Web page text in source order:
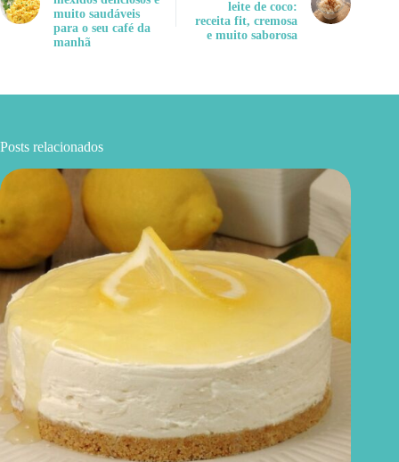
muito saudáveis
para o seu café da
manhã
leite de coco:
receita fit, cremosa
e muito saborosa
Posts relacionados